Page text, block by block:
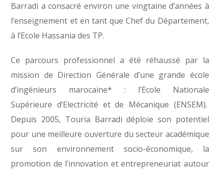
Barradi a consacré environ une vingtaine d’années à
l’enseignement et en tant que Chef du Département,
à l’Ecole Hassania des TP.
Ce parcours professionnel a été réhaussé par la
mission de Direction Générale d’une grande école
d’ingénieurs marocaine* : l’Ecole Nationale
Supérieure d’Electricité et de Mécanique (ENSEM).
Depuis 2005, Touria Barradi déploie son potentiel
pour une meilleure ouverture du secteur académique
sur son environnement socio-économique, la
promotion de l’innovation et entrepreneuriat autour